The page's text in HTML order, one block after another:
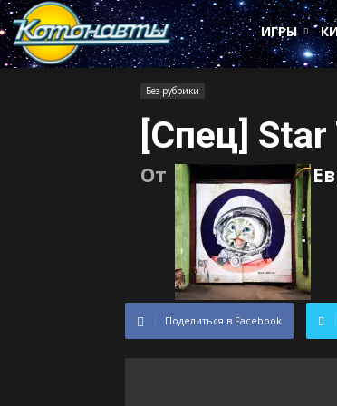
Котонавты
ИГРЫ
Без рубрики
[Спец]
От
Поделиться в Facebook